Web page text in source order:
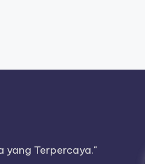
yang Terpercaya."